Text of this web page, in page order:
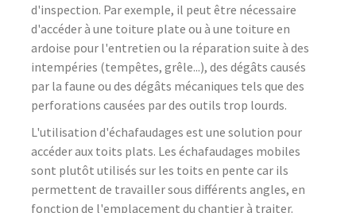
d'inspection. Par exemple, il peut être nécessaire
d'accéder à une toiture plate ou à une toiture en
ardoise pour l'entretien ou la réparation suite à des
intempéries (tempêtes, grêle...), des dégâts causés
par la faune ou des dégâts mécaniques tels que des
perforations causées par des outils trop lourds.
L'utilisation d'échafaudages est une solution pour
accéder aux toits plats. Les échafaudages mobiles
sont plutôt utilisés sur les toits en pente car ils
permettent de travailler sous différents angles, en
fonction de l'emplacement du chantier à traiter.